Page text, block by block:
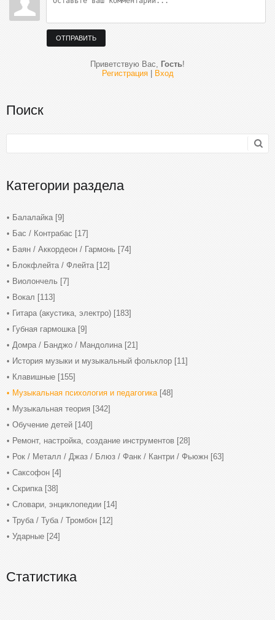
ОТПРАВИТЬ
Приветствую Вас, Гость!
Регистрация| Вход
Поиск
Категории раздела
Балалайка [9]
Бас / Контрабас [17]
Баян / Аккордеон / Гармонь [74]
Блокфлейта / Флейта [12]
Виолончель [7]
Вокал [113]
Гитара (акустика, электро) [183]
Губная гармошка [9]
Домра / Банджо / Мандолина [21]
История музыки и музыкальный фольклор [11]
Клавишные [155]
Музыкальная психология и педагогика [48]
Музыкальная теория [342]
Обучение детей [140]
Ремонт, настройка, создание инструментов [28]
Рок / Металл / Джаз / Блюз / Фанк / Кантри / Фьюжн [63]
Саксофон [4]
Скрипка [38]
Словари, энциклопедии [14]
Труба / Туба / Тромбон [12]
Ударные [24]
Статистика